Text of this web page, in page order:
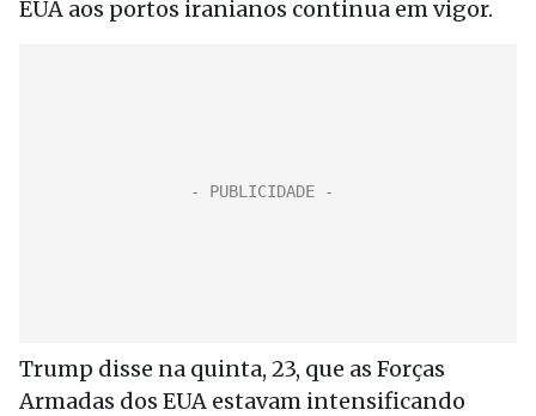
EUA aos portos iranianos continua em vigor.
Trump disse na quinta, 23, que as Forças
Armadas dos EUA estavam intensificando